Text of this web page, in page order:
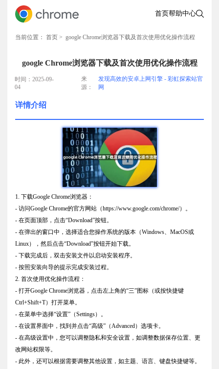
首页帮助中心
当前位置： 首页 > google Chrome浏览器下载及首次使用优化操作流程
google Chrome浏览器下载及首次使用优化操作流程
时间：2025-09-
04
来
源：
发现高效的安卓上网引擎 - 彩虹探索站官
网
详情介绍
1. 下载Google Chrome浏览器：
- 访问Google Chrome的官方网站（https://www.google.com/chrome/）。
- 在页面顶部，点击“Download”按钮。
- 在弹出的窗口中，选择适合您操作系统的版本（Windows、MacOS或
Linux），然后点击“Download”按钮开始下载。
- 下载完成后，双击安装文件以启动安装程序。
- 按照安装向导的提示完成安装过程。
2. 首次使用优化操作流程：
- 打开Google Chrome浏览器，点击左上角的“三”图标（或按快捷键
Ctrl+Shift+T）打开菜单。
- 在菜单中选择“设置”（Settings）。
- 在设置界面中，找到并点击“高级”（Advanced）选项卡。
- 在高级设置中，您可以调整隐私和安全设置，如调整数据保存位置、更
改网站权限等。
- 此外，还可以根据需要调整其他设置，如主题、语言、键盘快捷键等。